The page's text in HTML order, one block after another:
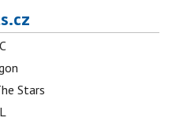
Stars